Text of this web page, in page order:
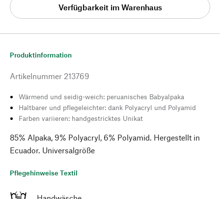
Verfügbarkeit im Warenhaus
Produktinformation
Artikelnummer 213769
Wärmend und seidig-weich: peruanisches Babyalpaka
Haltbarer und pflegeleichter: dank Polyacryl und Polyamid
Farben variieren: handgestricktes Unikat
85% Alpaka, 9% Polyacryl, 6% Polyamid. Hergestellt in
Ecuador. Universalgröße
Pflegehinweise Textil